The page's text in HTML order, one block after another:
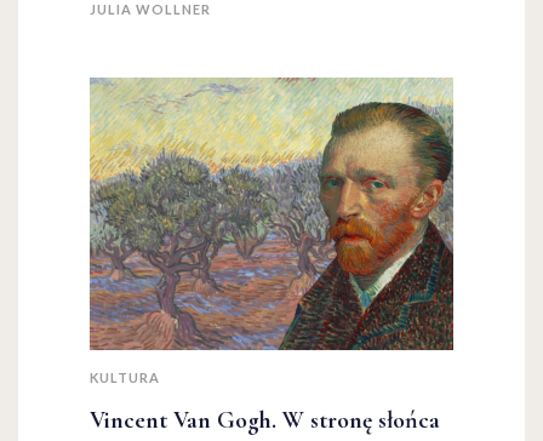
JULIA WOLLNER
KULTURA
Vincent Van Gogh. W stronę słońca